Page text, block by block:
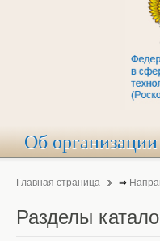
Об организации
Главная страница ⇒
Разделы